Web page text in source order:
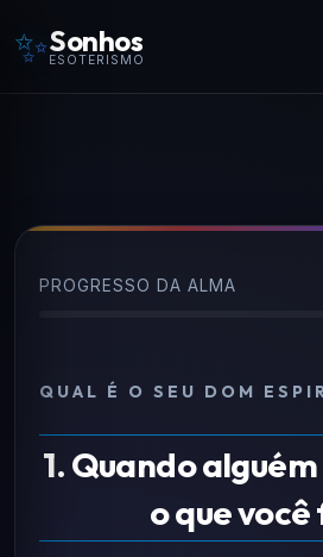
✨Sonhos
ESOTERISMO
PROGRESSO DA ALMA
QUAL É O SEU DOM
1. Quando
o que você